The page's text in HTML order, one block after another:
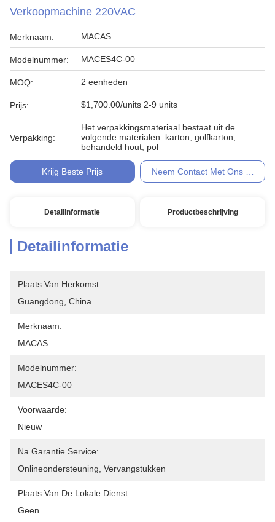
Verkoopmachine 220VAC
Merknaam: MACAS
Modelnummer: MACES4C-00
MOQ: 2 eenheden
Prijs: $1,700.00/units 2-9 units
Verpakking:
Het verpakkingsmateriaal bestaat uit de
volgende materialen: karton, golfkarton,
behandeld hout, pol
Krijg Beste Prijs Neem Contact Met Ons Op
Detailinformatie Productbeschrijving
Detailinformatie
Plaats Van Herkomst:
Guangdong, China
Merknaam:
MACAS
Modelnummer:
MACES4C-00
Voorwaarde:
Nieuw
Na Garantie Service:
Onlineondersteuning, Vervangstukken
Plaats Van De Lokale Dienst:
Geen